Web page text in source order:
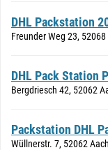
DHL Packstation
Freunder Weg 23, 52068
DHL Pack Station
Bergdriesch 42, 52062
Packstation DHL
Wüllnerstr. 7, 52062